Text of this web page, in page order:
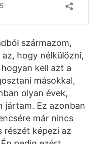
származom,
hogy nélkülözni,
kell azt a
másokkal,
olyan évek,
jártam. Ez azonban
már nincs
részét képezi az